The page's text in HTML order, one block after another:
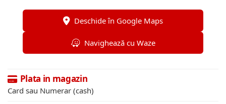
Deschide în Google Maps
Navighează cu Waze
Plata in magazin
Card sau Numerar (cash)